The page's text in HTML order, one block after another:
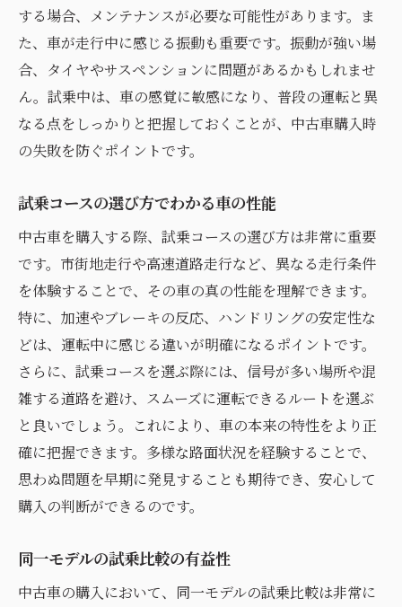
する場合、メンテナンスが必要な可能性があります。ま
た、車が走行中に感じる振動も重要です。振動が強い場
合、タイヤやサスペンションに問題があるかもしれませ
ん。試乗中は、車の感覚に敏感になり、普段の運転と異
なる点をしっかりと把握しておくことが、中古車購入時
の失敗を防ぐポイントです。
試乗コースの選び方でわかる車の性能
中古車を購入する際、試乗コースの選び方は非常に重要
です。市街地走行や高速道路走行など、異なる走行条件
を体験することで、その車の真の性能を理解できます。
特に、加速やブレーキの反応、ハンドリングの安定性な
どは、運転中に感じる違いが明確になるポイントです。
さらに、試乗コースを選ぶ際には、信号が多い場所や混
雑する道路を避け、スムーズに運転できるルートを選ぶ
と良いでしょう。これにより、車の本来の特性をより正
確に把握できます。多様な路面状況を経験することで、
思わぬ問題を早期に発見することも期待でき、安心して
購入の判断ができるのです。
同一モデルの試乗比較の有益性
中古車の購入において、同一モデルの試乗比較は非常に